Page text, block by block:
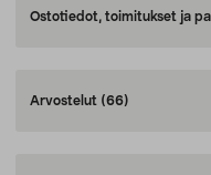
Ostotiedot, toimitukset ja
Arvostelut (66)